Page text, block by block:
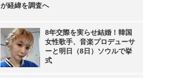
が経緯を調査へ
8年交際を実らせ結婚！韓国
女性歌手、音楽プロデューサ
ーと明日（8日）ソウルで挙
式